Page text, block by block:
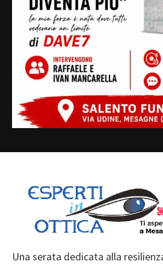
Una serata dedicata alla